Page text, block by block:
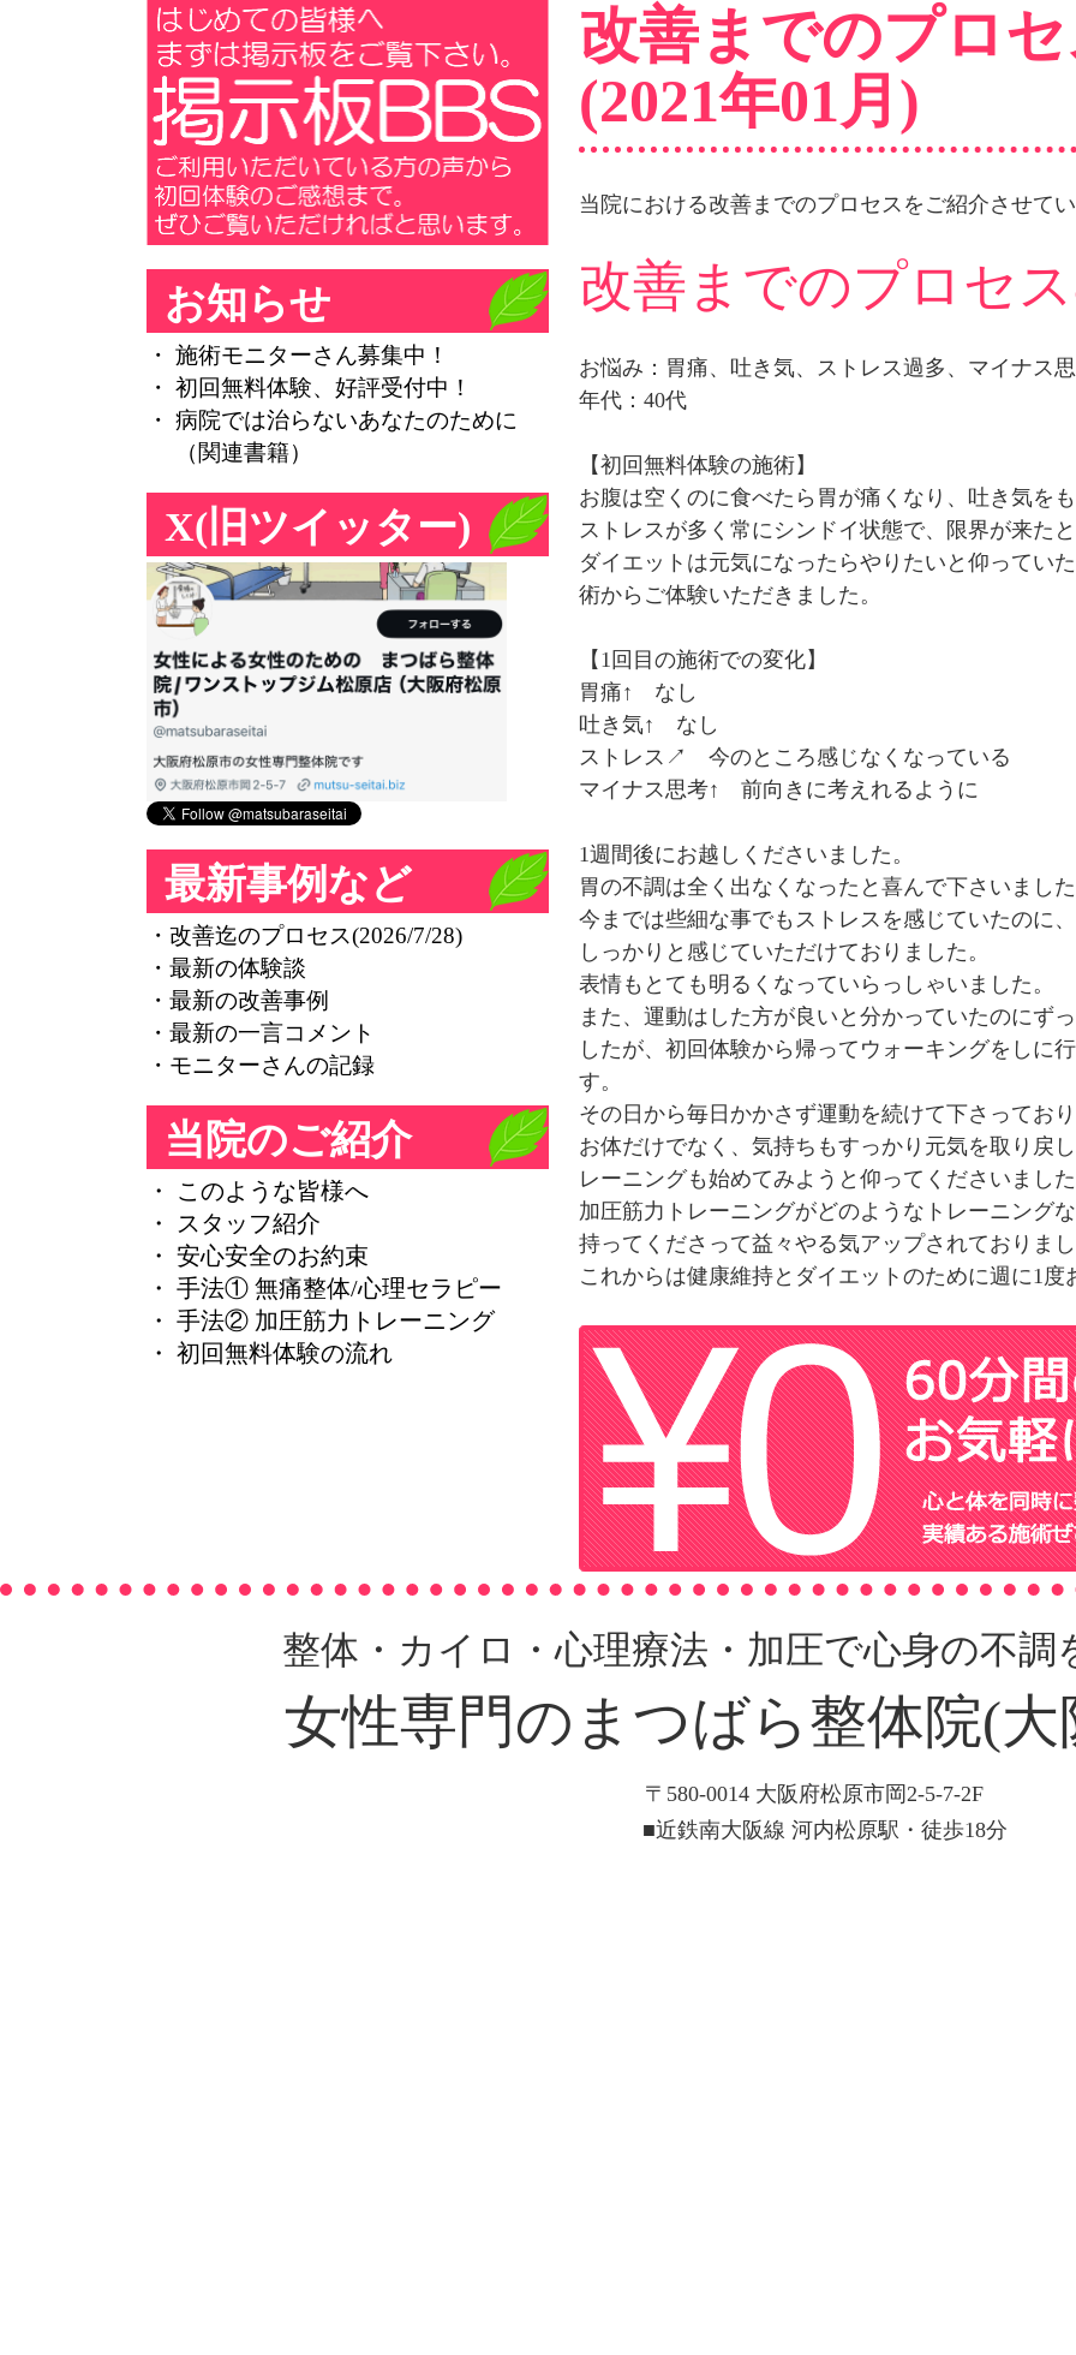
お知らせ
・ 施術モニターさん募集中！
・ 初回無料体験、好評受付中！
・ 病院では治らないあなたのために
（関連書籍）
X(旧ツイッター)
最新事例など
・改善迄のプロセス(2026/7/28)
・最新の体験談
・最新の改善事例
・最新の一言コメント
・モニターさんの記録
当院のご紹介
・ このような皆様へ
・ スタッフ紹介
・ 安心安全のお約束
・ 手法① 無痛整体/心理セラピー
・ 手法② 加圧筋力トレーニング
・ 初回無料体験の流れ
改善までのプロ
(2021年01月)
当院における改善までのプロセスをご紹介させて
改善までのプロセ
お悩み：胃痛、吐き気、ストレス過多、マイナス
年代：40代
【初回無料体験の施術】
お腹は空くのに食べたら胃が痛くなり、吐き気を
ストレスが多く常にシンドイ状態で、限界が来た
ダイエットは元気になったらやりたいと仰ってい
術からご体験いただきました。
【1回目の施術での変化】
胃痛↑ なし
吐き気↑ なし
ストレス↗ 今のところ感じなくなっている
マイナス思考↑ 前向きに考えれるように
1週間後にお越しくださいました。
胃の不調は全く出なくなったと喜んで下さいまし
今までは些細な事でもストレスを感じていたのに
しっかりと感じていただけておりました。
表情もとても明るくなっていらっしゃいました。
また、運動はした方が良いと分かっていたのにず
したが、初回体験から帰ってウォーキングをしに
す。
その日から毎日かかさず運動を続けて下さってお
お体だけでなく、気持ちもすっかり元気を取り戻
レーニングも始めてみようと仰ってくださいまし
加圧筋力トレーニングがどのようなトレーニング
持ってくださって益々やる気アップされておりま
これからは健康維持とダイエットのために週に1
整体・カイロ・心理療法・加圧で心身の不調
女性専門のまつばら整体院(
〒580-0014 大阪府松原市岡2-5-7-2F
■近鉄南大阪線 河内松原駅・徒歩18分